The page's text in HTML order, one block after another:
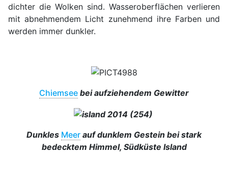
dichter die Wolken sind. Wasseroberflächen verlieren
mit abnehmendem Licht zunehmend ihre Farben und
werden immer dunkler.
Chiemsee bei aufziehendem Gewitter
Dunkles Meer auf dunklem Gestein bei stark
bedecktem Himmel, Südküste Island